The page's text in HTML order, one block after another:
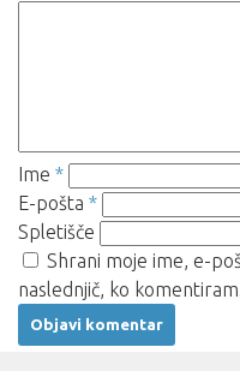
Ime *
E-pošta *
Spletišče
Shrani moje ime, e-
naslednjič, ko